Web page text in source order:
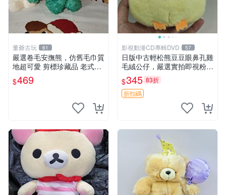
董爺古玩 61
嚴選卷毛安撫熊，仿舊毛巾質
地超可愛 剪標珍藏品 老式毛
巾質地 安撫熊 款式
$469
影視動漫CD專輯DVD 57
日版中古輕松熊豆豆眼鼻孔雞
毛絨公仔，嚴選實拍即視粉絲
必買 公仔紙箱氣泡膜精心包
裝快速發貨 輕松熊 公仔 雞毛
絨
$345 83折
折扣碼